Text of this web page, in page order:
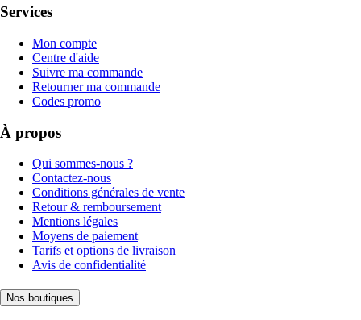
Services
Mon compte
Centre d'aide
Suivre ma commande
Retourner ma commande
Codes promo
À propos
Qui sommes-nous ?
Contactez-nous
Conditions générales de vente
Retour & remboursement
Mentions légales
Moyens de paiement
Tarifs et options de livraison
Avis de confidentialité
Nos boutiques